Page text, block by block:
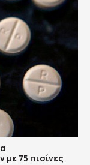
75 πισίνες